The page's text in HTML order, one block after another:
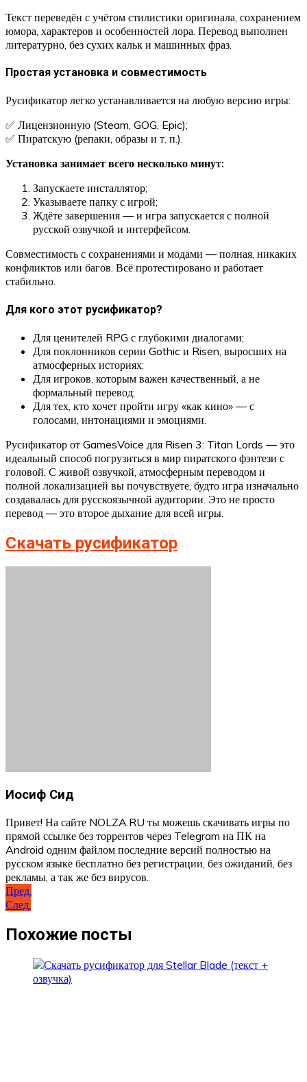
Текст переведён с учётом стилистики оригинала, сохранением
юмора, характеров и особенностей лора. Перевод выполнен
литературно, без сухих кальк и машинных фраз.
Простая установка и совместимость
Русификатор легко устанавливается на любую версию игры:
✅ Лицензионную (Steam, GOG, Epic);
✅ Пиратскую (репаки, образы и т. п.).
Установка занимает всего несколько минут:
Запускаете инсталлятор;
Указываете папку с игрой;
Ждёте завершения — и игра запускается с полной
русской озвучкой и интерфейсом.
Совместимость с сохранениями и модами — полная, никаких
конфликтов или багов. Всё протестировано и работает
стабильно.
Для кого этот русификатор?
Для ценителей RPG с глубокими диалогами;
Для поклонников серии Gothic и Risen, выросших на
атмосферных историях;
Для игроков, которым важен качественный, а не
формальный перевод;
Для тех, кто хочет пройти игру «как кино» — с
голосами, интонациями и эмоциями.
Русификатор от GamesVoice для Risen 3: Titan Lords — это
идеальный способ погрузиться в мир пиратского фэнтези с
головой. С живой озвучкой, атмосферным переводом и
полной локализацией вы почувствуете, будто игра изначально
создавалась для русскоязычной аудитории. Это не просто
перевод — это второе дыхание для всей игры.
Скачать русификатор
Иосиф Сид
Привет! На сайте NOLZA.RU ты можешь скачивать игры по
прямой ссылке без торрентов через Telegram на ПК на
Android одним файлом последние версий полностью на
русском языке бесплатно без регистрации, без ожиданий, без
рекламы, а так же без вирусов.
Навигация
по
записям
Пред.
След.
Похожие посты